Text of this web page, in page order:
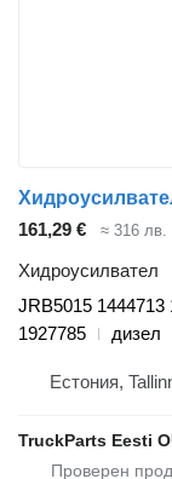
161,29 € ≈ 316 лв.
Хидроусилвател
JRB5015 1444713
1927785
дизел
Естония,
TruckParts Eesti